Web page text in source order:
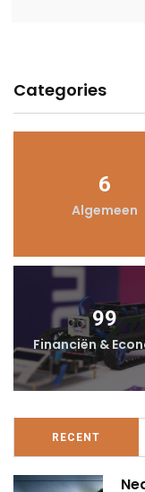
Categories
6
Algemeen
99
Financiën &
RECENT